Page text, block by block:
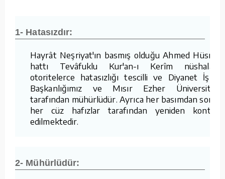
1- Hatasızdır:
Hayrât Neşriyat'ın basmış olduğu Ahmed Hüsrev
hattı Tevâfuklu Kur'an-ı Kerîm nüshaları,
otoritelerce hatasızlığı tescilli ve Diyanet İşleri
Başkanlığımız ve Mısır Ezher Üniversitesi
tarafından mühürlüdür. Ayrıca her basımdan sonra
her cüz hafızlar tarafından yeniden kontrol
edilmektedir.
2- Mühürlüdür: